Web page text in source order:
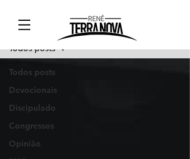
Todos posts
Devocionais
Discipulado
Congressos
Opinião
Todos posts